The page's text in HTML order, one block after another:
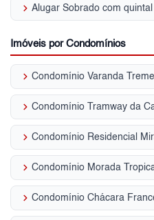
keyboard_arrow_right Alugar Sobrado com
Imóveis por Condomínios
keyboard_arrow_right Condomínio Varanda
keyboard_arrow_right Condomínio Tramway da
keyboard_arrow_right Condomínio Residencial
keyboard_arrow_right Condomínio Morada
keyboard_arrow_right Condomínio Chácara